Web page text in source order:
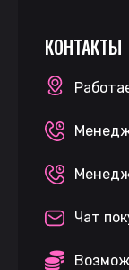
КОНТАКТЫ
Чат